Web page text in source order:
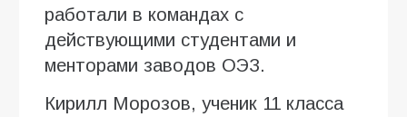
работали в командах с
действующими студентами и
менторами заводов ОЭЗ.
Кирилл Морозов, ученик 11 класса